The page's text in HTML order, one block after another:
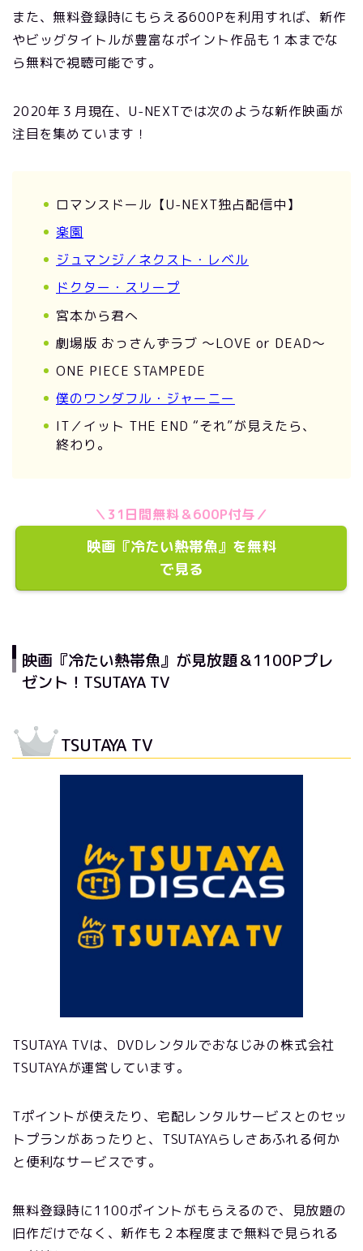
また、無料登録時にもらえる600Pを利用すれば、新作
やビッグタイトルが豊富なポイント作品も１本までな
ら無料で視聴可能です。
2020年３月現在、U-NEXTでは次のような新作映画が
注目を集めています！
ロマンスドール【U-NEXT独占配信中】
楽園
ジュマンジ／ネクスト・レベル
ドクター・スリープ
宮本から君へ
劇場版 おっさんずラブ 〜LOVE or DEAD〜
ONE PIECE STAMPEDE
僕のワンダフル・ジャーニー
IT／イット THE END “それ”が見えたら、
終わり。
＼31日間無料＆600P付与／
映画『冷たい熱帯魚』を無料
で見る
映画『冷たい熱帯魚』が見放題＆1100Pプレ
ゼント！TSUTAYA TV
TSUTAYA TV
TSUTAYA TVは、DVDレンタルでおなじみの株式会社
TSUTAYAが運営しています。
Tポイントが使えたり、宅配レンタルサービスとのセッ
トプランがあったりと、TSUTAYAらしさあふれる何か
と便利なサービスです。
無料登録時に1100ポイントがもらえるので、見放題の
旧作だけでなく、新作も２本程度まで無料で見られる